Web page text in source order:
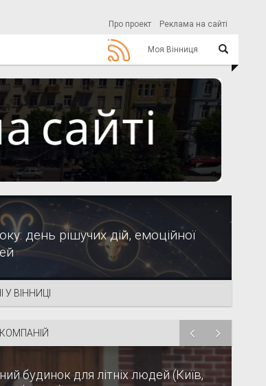
Про проект Реклама на сайті
Моя Вінниця
день рішучих дій, емоційної
ВІННИЦІ
будинок для літніх людей (Київ,